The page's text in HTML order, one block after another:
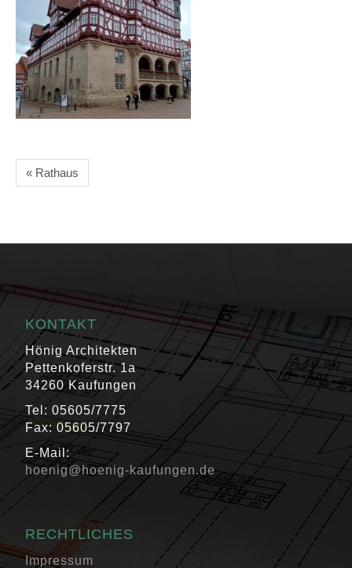
« Rathaus
KONTAKT
Hönig Architekten
Pettenkoferstr. 1a
34260 Kaufungen
Tel: 05605/7775
Fax: 05605/7797
E-Mail:
hoenig@hoenig-kaufungen.de
RECHTLICHES
Impressum